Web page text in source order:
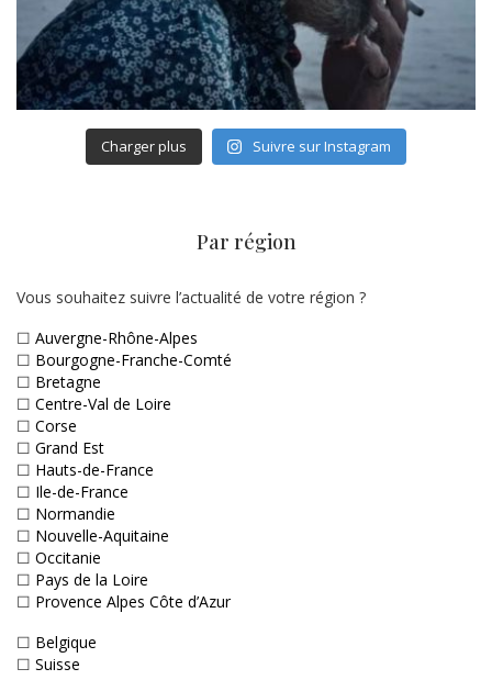
Charger plus Suivre sur Instagram
Par région
Vous souhaitez suivre l’actualité de votre région ?
☐ Auvergne-Rhône-Alpes
☐ Bourgogne-Franche-Comté
☐ Bretagne
☐ Centre-Val de Loire
☐ Corse
☐ Grand Est
☐ Hauts-de-France
☐ Ile-de-France
☐ Normandie
☐ Nouvelle-Aquitaine
☐ Occitanie
☐ Pays de la Loire
☐ Provence Alpes Côte d’Azur
☐ Belgique
☐ Suisse